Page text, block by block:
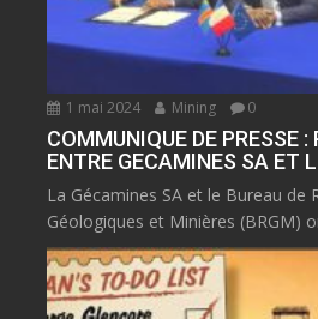
1 mai 2024 Mining 0
COMMUNIQUE DE PRESSE
ENTRE GECAMINES SA ET
La Gécamines SA et le Bureau de
Géologiques et Minières (BRGM)